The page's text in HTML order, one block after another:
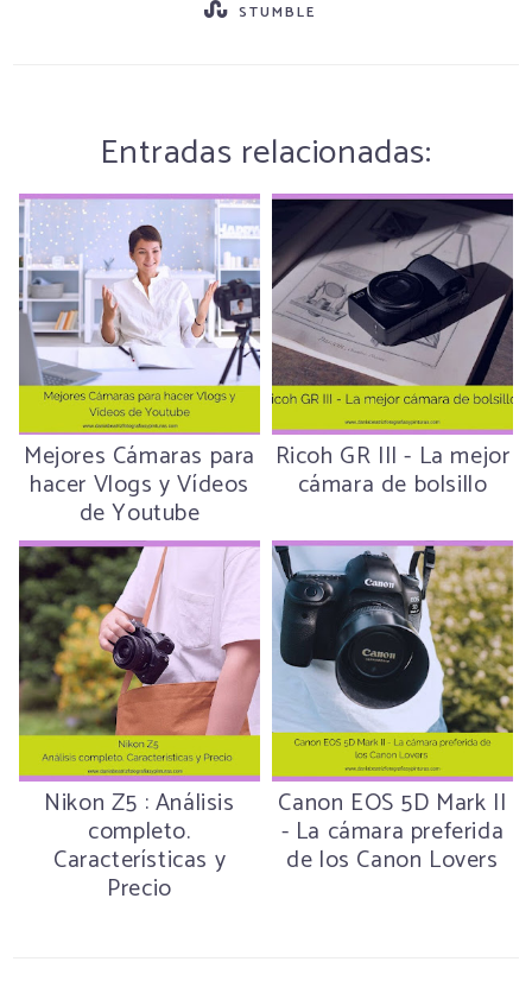
STUMBLE
Entradas relacionadas:
Mejores Cámaras para
hacer Vlogs y Vídeos
de Youtube
Ricoh GR III - La mejor
cámara de bolsillo
Nikon Z5 : Análisis
completo.
Características y
Precio
Canon EOS 5D Mark II
- La cámara preferida
de los Canon Lovers